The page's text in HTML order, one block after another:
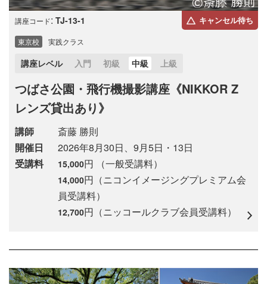
講座コード: TJ-13-1 キャンセル待ち
東京校 実践クラス
講座レベル 入門 初級 中級 上級
つばさ公園・飛行機撮影講座《NIKKOR Z
レンズ貸出あり》
講師
斎藤 勝則
開催日
2026年8月30日、9月5日・13日
受講料
15,000円 （一般受講料）
14,000円（ニコンイメージングプレミアム会
員受講料）
12,700円（ニッコールクラブ会員受講料）